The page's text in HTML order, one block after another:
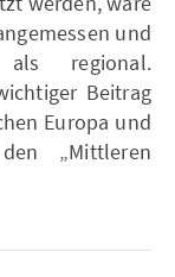
und
regional.
Beitrag
Europa und
„Mittleren